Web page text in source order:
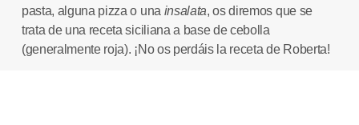
pasta, alguna pizza o una insalata, os diremos que se
trata de una receta siciliana a base de cebolla
(generalmente roja). ¡No os perdáis la receta de Roberta!